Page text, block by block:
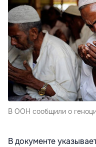
В ООН сообщили о
В документе